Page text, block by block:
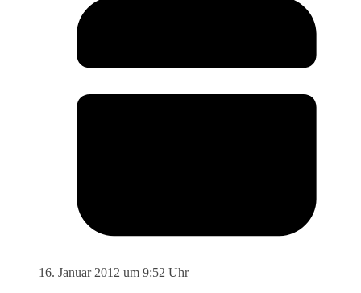
16. Januar 2012 um 9:52 Uhr